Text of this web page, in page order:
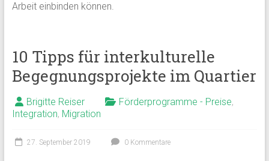
Arbeit einbinden können.
10 Tipps für interkulturelle
Begegnungsprojekte im Quartier
Brigitte Reiser Förderprogramme - Preise,
Integration, Migration
27. September 2019 0 Kommentare